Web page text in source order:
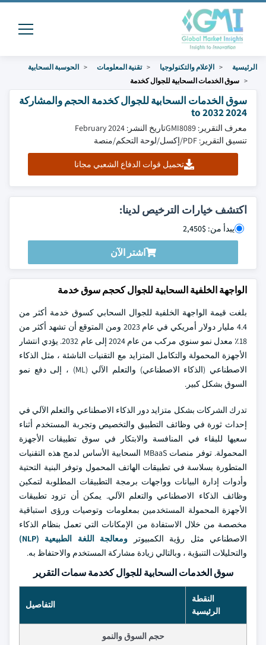
الرئيسية الإعلام والتكنولوجيا تقنية المعلومات
الحوسبة السحابية
سوق الخدمات السحابية للجوال كخدمة
سوق الخدمات السحابية للجوال كخدمة الحجم والمشاركة
2024 to 2032
معرف التقرير: GMI8089
تاريخ النشر: February 2024
تنسيق التقرير: PDF/إكسل/لوحة التحكم/منصة
تحميل قوات الدفاع الشعبي مجانا
اكتشف خيارات الترخيص لدينا:
يبدأ من: $2,450
اشتر الآن
الواجهة الخلفية السحابية للجوال كحجم سوق خدمة
بلغت قيمة الواجهة الخلفية للجوال السحابي كسوق خدمة أكثر من
4.4 مليار دولار أمريكي في عام 2023 ومن المتوقع أن تشهد أكثر من
18٪ معدل نمو سنوي مركب من عام 2024 إلى عام 2032. يؤدي انتشار
الأجهزة المحمولة والتكامل المتزايد مع التقنيات الناشئة ، مثل الذكاء
الاصطناعي (الذكاء الاصطناعي) والتعلم الآلي (ML) ، إلى دفع نمو
السوق بشكل كبير.
تدرك الشركات بشكل متزايد دور الذكاء الاصطناعي والتعلم الآلي في
إحداث ثورة في وظائف التطبيق والتخصيص وتجربة المستخدم أثناء
سعيها للبقاء في المنافسة والابتكار في سوق تطبيقات الأجهزة
المحمولة. توفر منصات MBaaS السحابية الأساس لدمج هذه التقنيات
المتطورة بسلاسة في تطبيقات الهاتف المحمول وتوفر البنية التحتية
وأدوات إدارة البيانات وواجهات برمجة التطبيقات المطلوبة لتمكين
وظائف الذكاء الاصطناعي والتعلم الآلي. يمكن أن تزود تطبيقات
الأجهزة المحمولة المستخدمين بمعلومات وتوصيات ورؤى استباقية
مخصصة من خلال الاستفادة من الإمكانات التي تعمل بنظام الذكاء
الاصطناعي مثل رؤية الكمبيوتر ومعالجة اللغة الطبيعية (NLP)
والتحليلات التنبؤية ، وبالتالي زيادة مشاركة المستخدم والاحتفاظ به.
سوق الخدمات السحابية للجوال كخدمة سمات التقرير
النقطة
الرئيسية
التفاصيل
حجم السوق والنمو